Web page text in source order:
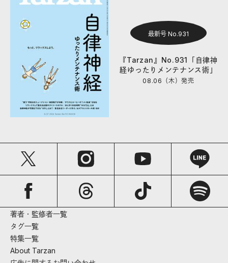
最新号 No.931
『Tarzan』No.931「自律神
経ゆったりメンテナンス術」
08.06（木）発売
著者・監修者一覧
タグ一覧
特集一覧
About Tarzan